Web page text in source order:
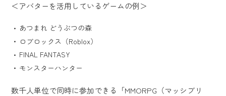
＜アバターを活用しているゲームの例＞
あつまれ どうぶつの森
ロブロックス（Roblox）
FINAL FANTASY
モンスターハンター
数千人単位で同時に参加できる「MMORPG（マッシブリ